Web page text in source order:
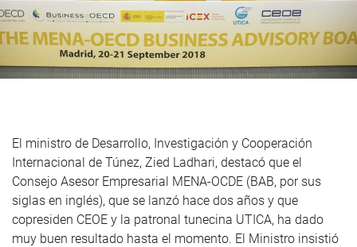
El ministro de Desarrollo, Investigación y Cooperación
Internacional de Túnez, Zied Ladhari, destacó que el
Consejo Asesor Empresarial MENA-OCDE (BAB, por sus
siglas en inglés), que se lanzó hace dos años y que
copresiden CEOE y la patronal tunecina UTICA, ha dado
muy buen resultado hasta el momento. El Ministro insistió